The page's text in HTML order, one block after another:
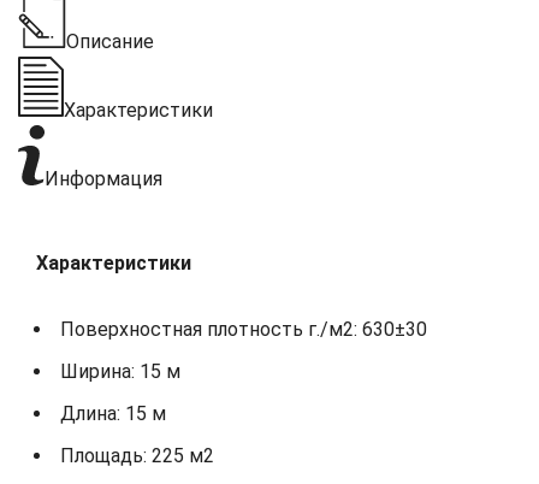
Описание
Характеристики
Информация
Характеристики
Поверхностная плотность г./м2: 630±30
Ширина: 15 м
Длина: 15 м
Площадь: 225 м2